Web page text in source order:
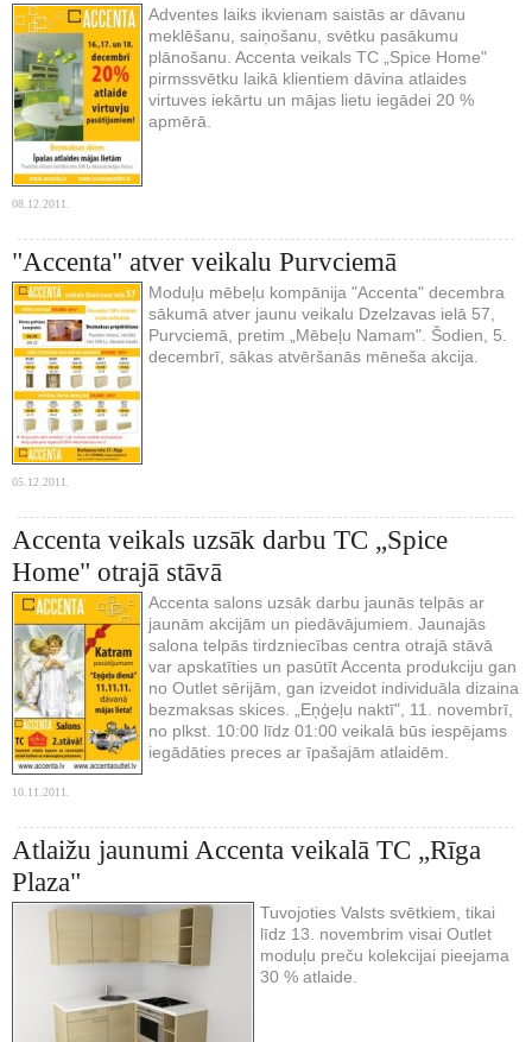
Adventes laiks ikvienam saistās ar dāvanu
meklēšanu, saiņošanu, svētku pasākumu
plānošanu. Accenta veikals TC „Spice Home"
pirmssvētku laikā klientiem dāvina atlaides
virtuves iekārtu un mājas lietu iegādei 20 %
apmērā.
08.12.2011.
"Accenta" atver veikalu Purvciemā
Moduļu mēbeļu kompānija "Accenta" decembra
sākumā atver jaunu veikalu Dzelzavas ielā 57,
Purvciemā, pretim „Mēbeļu Namam". Šodien, 5.
decembrī, sākas atvēršanās mēneša akcija.
05.12.2011.
Accenta veikals uzsāk darbu TC „Spice
Home" otrajā stāvā
Accenta salons uzsāk darbu jaunās telpās ar
jaunām akcijām un piedāvājumiem. Jaunajās
salona telpās tirdzniecības centra otrajā stāvā
var apskatīties un pasūtīt Accenta produkciju gan
no Outlet sērijām, gan izveidot individuāla dizaina
bezmaksas skices. „Eņģeļu naktī", 11. novembrī,
no plkst. 10:00 līdz 01:00 veikalā būs iespējams
iegādāties preces ar īpašajām atlaidēm.
10.11.2011.
Atlaižu jaunumi Accenta veikalā TC „Rīga
Plaza"
Tuvojoties Valsts svētkiem, tikai
līdz 13. novembrim visai Outlet
moduļu preču kolekcijai pieejama
30 % atlaide.